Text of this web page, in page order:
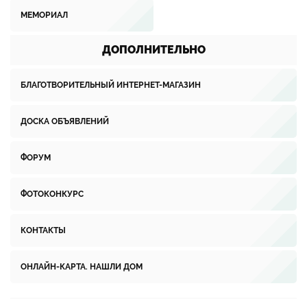
МЕМОРИАЛ
ДОПОЛНИТЕЛЬНО
БЛАГОТВОРИТЕЛЬНЫЙ ИНТЕРНЕТ-МАГАЗИН
ДОСКА ОБЪЯВЛЕНИЙ
ФОРУМ
ФОТОКОНКУРС
КОНТАКТЫ
ОНЛАЙН-КАРТА. НАШЛИ ДОМ